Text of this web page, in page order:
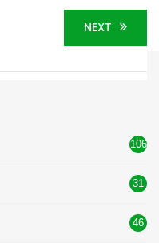
NEXT
106
31
46